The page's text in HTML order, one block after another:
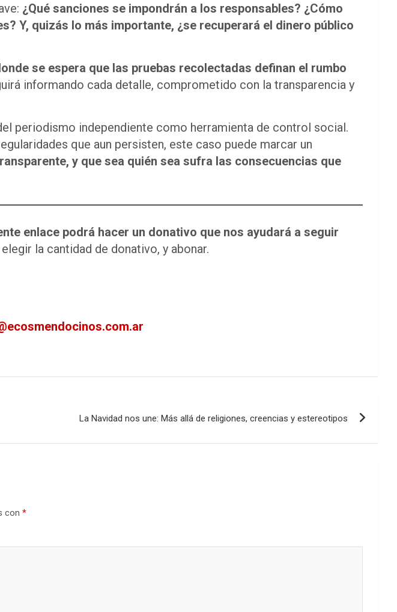
¿Qué sanciones se impondrán a los responsables? ¿Cómo
Y, quizás lo más importante, ¿se recuperará el dinero público
se espera que las pruebas recolectadas definan el rumbo
informando cada detalle, comprometido con la transparencia y
periodismo independiente como herramienta de control social.
que aun persisten, este caso puede marcar un
y que sea quién sea sufra las consecuencias que
enlace podrá hacer un donativo que nos ayudará a seguir
la cantidad de donativo, y abonar.
La Navidad nos une: Más allá de religiones, creencias y estereotipos
con *